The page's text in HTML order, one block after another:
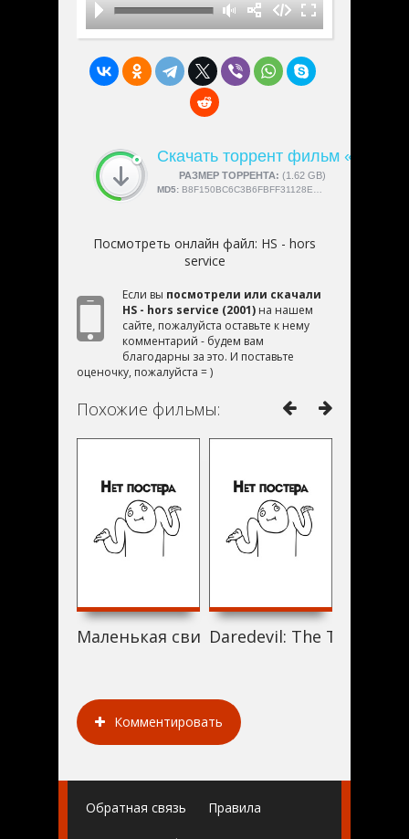
Скачать торрент фильм «HS -
РАЗМЕР ТОРРЕНТА: (1.62 GB)
СКАЧАЛИ:4189
MD5: B8F150BC6C3B6FBFF31128EA1AD2BBDE
Посмотреть онлайн файл: HS - hors
service
Если вы посмотрели или скачали
HS - hors service (2001) на нашем
сайте, пожалуйста оставьте к нему
комментарий - будем вам
благодарны за это. И поставьте
оценочку, пожалуйста = )
Похожие фильмы:
Маленькая свинка (2001)Daredevil: The Teaser
Комментировать
Обратная связь Правила